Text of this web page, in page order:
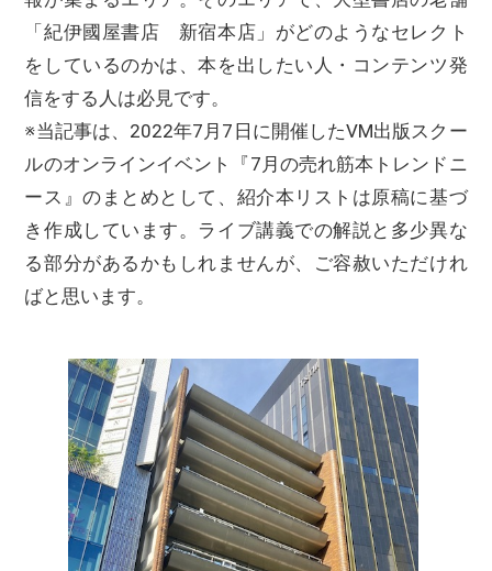
「紀伊國屋書店 新宿本店」がどのようなセレクト
をしているのかは、本を出したい人・コンテンツ発
信をする人は必見です。
※当記事は、2022年7月7日に開催したVM出版スクー
ルのオンラインイベント『7月の売れ筋本トレンドニ
ース』のまとめとして、紹介本リストは原稿に基づ
き作成しています。ライブ講義での解説と多少異な
る部分があるかもしれませんが、ご容赦いただけれ
ばと思います。